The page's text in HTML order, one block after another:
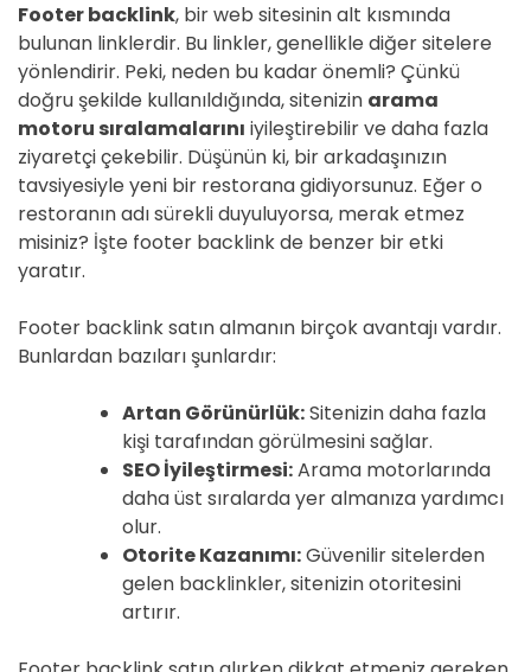
Footer backlink, bir web sitesinin alt kısmında
bulunan linklerdir. Bu linkler, genellikle diğer sitelere
yönlendirir. Peki, neden bu kadar önemli? Çünkü
doğru şekilde kullanıldığında, sitenizin arama
motoru sıralamalarını iyileştirebilir ve daha fazla
ziyaretçi çekebilir. Düşünün ki, bir arkadaşınızın
tavsiyesiyle yeni bir restorana gidiyorsunuz. Eğer o
restoranın adı sürekli duyuluyorsa, merak etmez
misiniz? İşte footer backlink de benzer bir etki
yaratır.
Footer backlink satın almanın birçok avantajı vardır.
Bunlardan bazıları şunlardır:
Artan Görünürlük:Sitenizin daha fazla
kişi tarafından görülmesini sağlar.
SEO İyileştirmesi:Arama motorlarında
daha üst sıralarda yer almanıza yardımcı
olur.
Otorite Kazanımı:Güvenilir sitelerden
gelen backlinkler, sitenizin otoritesini
artırır.